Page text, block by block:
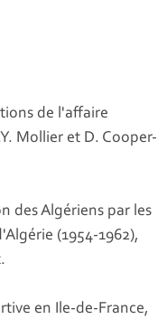
de l'affaire
Mollier et D. Cooper-
des Algériens par les
(1954-1962),
en Ile-de-France,